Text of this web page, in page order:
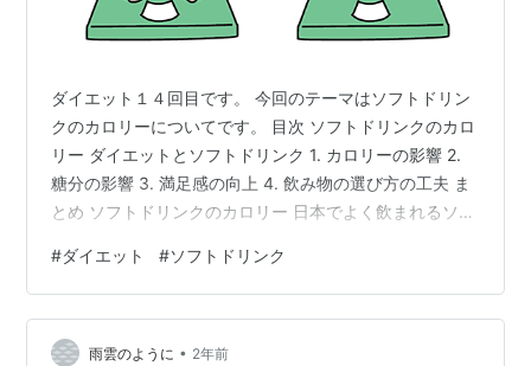
ダイエット１４回目です。 今回のテーマはソフトドリン
クのカロリーについてです。 目次 ソフトドリンクのカロ
リー ダイエットとソフトドリンク 1. カロリーの影響 2.
糖分の影響 3. 満足感の向上 4. 飲み物の選び方の工夫 ま
とめ ソフトドリンクのカロリー 日本でよく飲まれるソフ
す。 飲料名 容量（ml） カロリー（kcal） 緑茶 200 0 ウ
ーロン茶 200 0 紅茶（無糖） 200 0 コーヒー（ブラッ
ク） 200 0 炭酸水（無糖） 200 0 野菜ジュース 200 40
スポーツドリンク 200 48 レモンティー 200 56…
#ダイエット #ソフトドリンク
雨雲のように • 2年前